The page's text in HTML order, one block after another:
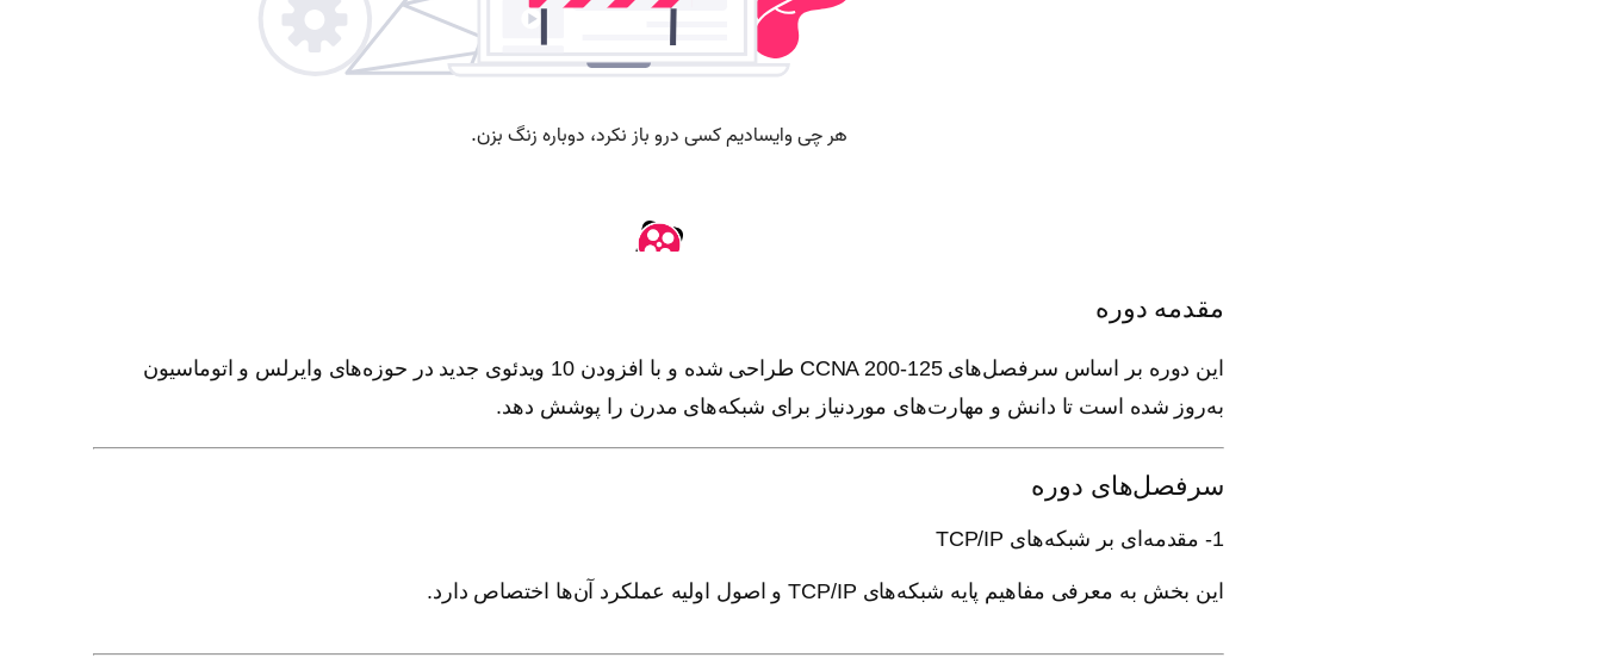
مقدمه دوره
این دوره بر اساس سرفصل‌های CCNA 200-125 طراحی شده و با افزودن 10 ویدئوی جدید در حوزه‌های وایرلس و اتوماسیون
به‌روز شده است تا دانش و مهارت‌های موردنیاز برای شبکه‌های مدرن را پوشش دهد.
سرفصل‌های دوره
1- مقدمه‌ای بر شبکه‌های TCP/IP
این بخش به معرفی مفاهیم پایه شبکه‌های TCP/IP و اصول اولیه عملکرد آن‌ها اختصاص دارد.